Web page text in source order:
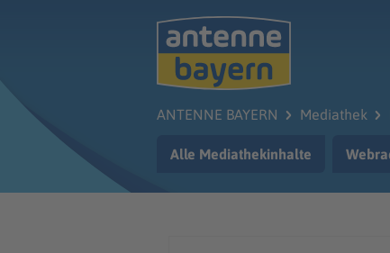
ANTENNE BAYERN Mediathek
Alle Mediathekinhalte